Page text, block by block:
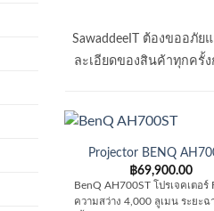
SawaddeeIT ต้องขออภั
ละเอียดของสินค้าทุกครั้
Projector BENQ
฿69,900.00
BenQ AH700ST โปรเจคเตอร์
ความสว่าง 4,000 ลูเมน ระยะฉ